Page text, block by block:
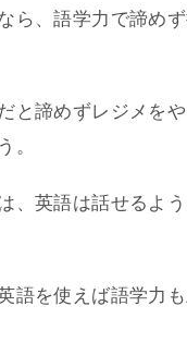
ら、語学力で諦め
と諦めずレジメを
。
、英語は話せるよ
語を使えば語学力